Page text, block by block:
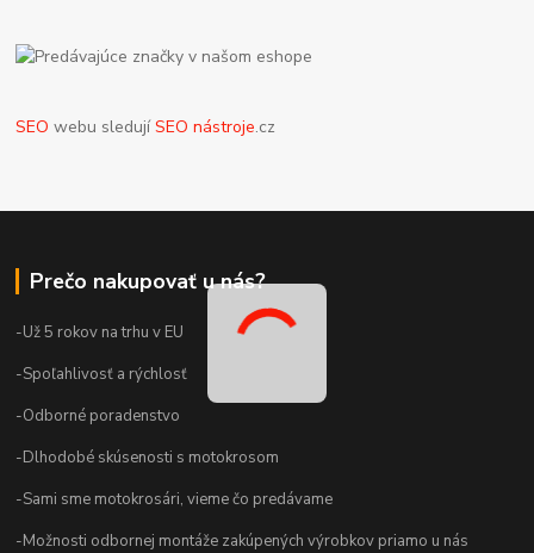
SEO webu sledujíSEO nástroje.cz
Prečo nakupovať u nás?
-Už 5 rokov na trhu v EU
-Spoľahlivosť a rýchlosť
-Odborné poradenstvo
-Dlhodobé skúsenosti s motokrosom
-Sami sme motokrosári, vieme čo predávame
-Možnosti odbornej montáže zakúpených výrobkov priamo u nás